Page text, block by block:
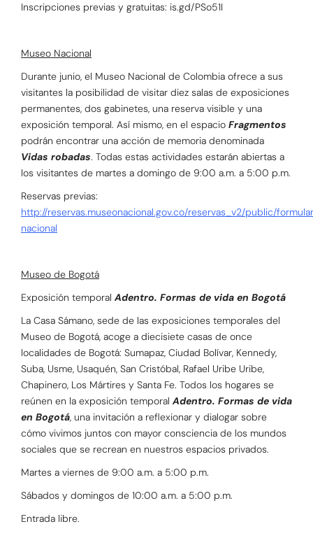
Inscripciones previas y gratuitas: is.gd/PSo51I
Museo Nacional
Durante junio, el Museo Nacional de Colombia ofrece a sus
visitantes la posibilidad de visitar diez salas de exposiciones
permanentes, dos gabinetes, una reserva visible y una
exposición temporal. Así mismo, en el espacio Fragmentos
podrán encontrar una acción de memoria denominada
Vidas robadas. Todas estas actividades estarán abiertas a
los visitantes de martes a domingo de 9:00 a.m. a 5:00 p.m.
Reservas previas:
http://reservas.museonacional.gov.co/reservas_v2/public/
nacional
Museo de Bogotá
Exposición temporal Adentro. Formas de vida en Bogotá
La Casa Sámano, sede de las exposiciones temporales del
Museo de Bogotá, acoge a diecisiete casas de once
localidades de Bogotá: Sumapaz, Ciudad Bolívar, Kennedy,
Suba, Usme, Usaquén, San Cristóbal, Rafael Uribe Uribe,
Chapinero, Los Mártires y Santa Fe. Todos los hogares se
reúnen en la exposición temporal Adentro. Formas de vida
en Bogotá, una invitación a reflexionar y dialogar sobre
cómo vivimos juntos con mayor consciencia de los mundos
sociales que se recrean en nuestros espacios privados.
Martes a viernes de 9:00 a.m. a 5:00 p.m.
Sábados y domingos de 10:00 a.m. a 5:00 p.m.
Entrada libre.